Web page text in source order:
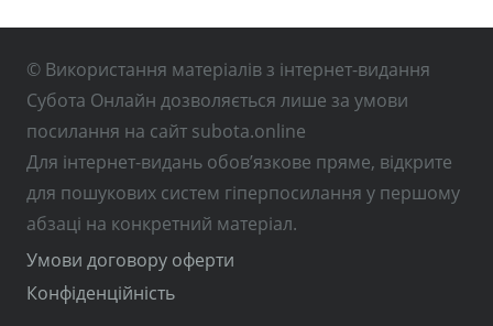
© Використання матеріалів з інтернет-видання
Субота Онлайн дозволяється лише за умови
посилання на сайт subota.online
Для інтернет-видань обов’язкове пряме, відкрите
для пошукових систем гіперпосилання у першому
абзаці на конкретний матеріал.
Умови договору оферти
Конфіденційність